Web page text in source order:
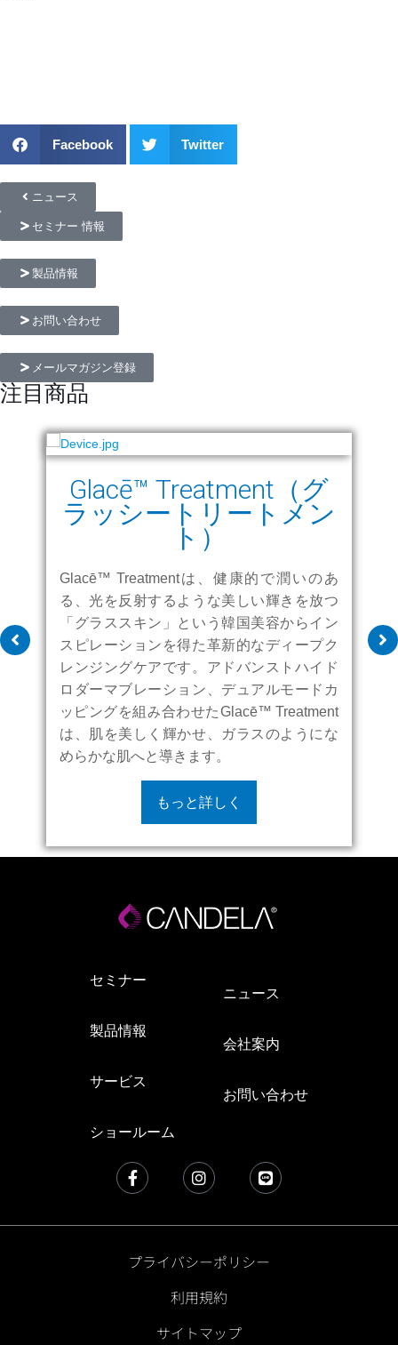
Facebook Twitter
ニュース
セミナー 情報
製品情報
お問い合わせ
メールマガジン登録
注目商品
Glacē™ Treatment（グ
ラッシートリートメン
ト）
Glacē™ Treatmentは、健康的で潤いのあ
る、光を反射するような美しい輝きを放つ
「グラススキン」という韓国美容からイン
スピレーションを得た革新的なディープク
レンジングケアです。アドバンストハイド
ロダーマブレーション、デュアルモードカ
ッピングを組み合わせたGlacē™ Treatment
は、肌を美しく輝かせ、ガラスのようにな
めらかな肌へと導きます。
もっと詳しく
セミナー
製品情報
サービス
ショールーム
ニュース
会社案内
お問い合わせ
プライバシーポリシー
利用規約
サイトマップ